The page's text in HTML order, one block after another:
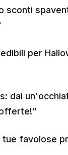
sconti
per
dai
tue favolose